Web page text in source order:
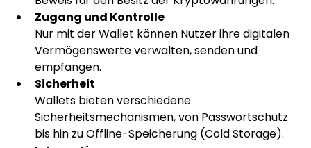
Zugang und Kontrolle
Nur mit der Wallet können Nutzer ihre digitalen
Vermögenswerte verwalten, senden und
empfangen.
Sicherheit
Wallets bieten verschiedene
Sicherheitsmechanismen, von Passwortschutz
bis hin zu Offline-Speicherung (Cold Storage).